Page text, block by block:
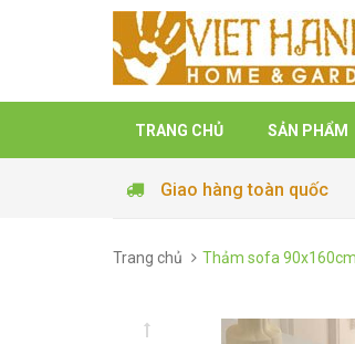
TRANG CHỦ SẢN PHẨM
Giao hàng toàn quốc
Trang chủ Thảm sofa